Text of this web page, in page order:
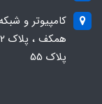
کامپیوتر و
پلاک 55